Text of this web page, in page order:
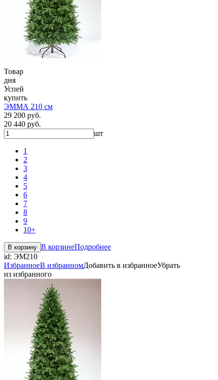
Товар
дня
Успей
купить
ЭММА 210 см
29 200 руб.
20 440 руб.
шт
1
2
3
4
5
6
7
8
9
10+
В корзину В корзинеПодробнее
id: ЭМ210
ИзбранноеВ избранномДобавить в избранноеУбрать
из избранного